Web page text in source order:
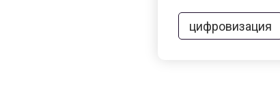
цифровизация